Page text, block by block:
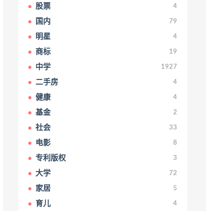
股票 4
国内 79
明星 4
商标 19
中学 1927
二手房 4
健康 4
基金 2
社会 33
电影 8
专利版权 3
大学 72
家居 5
育儿 4